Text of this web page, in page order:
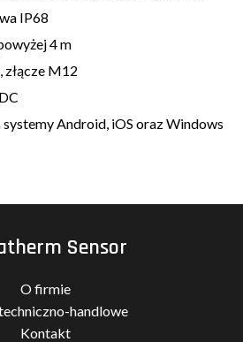
IP68
4 m
złącze M12
Android, iOS oraz Windows
Sensor
O firmie
handlowe
Kontakt